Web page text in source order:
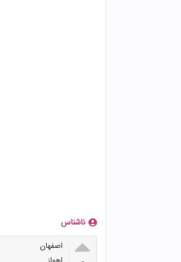
ناشناس

اصفهان